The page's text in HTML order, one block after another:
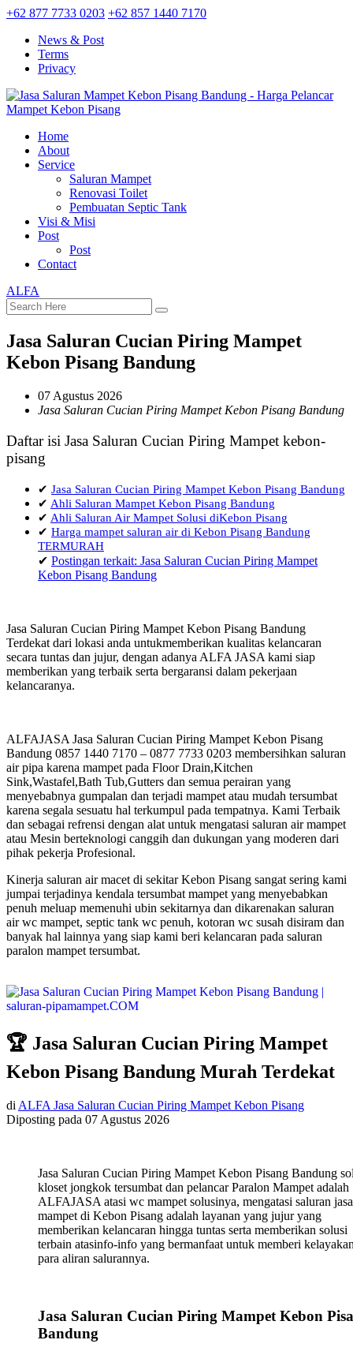
+62 877 7733 0203 +62 857 1440 7170
News & Post
Terms
Privacy
Home
About
Service
Saluran Mampet
Renovasi Toilet
Pembuatan Septic Tank
Visi & Misi
Post
Post
Contact
ALFA
Jasa Saluran Cucian Piring Mampet
Kebon Pisang Bandung
07 Agustus 2026
Jasa Saluran Cucian Piring Mampet Kebon Pisang Bandung
Daftar isi Jasa Saluran Cucian Piring Mampet kebon-
pisang
✔ Jasa Saluran Cucian Piring Mampet Kebon Pisang Bandung
✔ Ahli Saluran Mampet Kebon Pisang Bandung
✔ Ahli Saluran Air Mampet Solusi diKebon Pisang
✔ Harga mampet saluran air di Kebon Pisang Bandung
TERMURAH
✔ Postingan terkait: Jasa Saluran Cucian Piring Mampet
Kebon Pisang Bandung
Jasa Saluran Cucian Piring Mampet Kebon Pisang Bandung
Terdekat dari lokasi anda untukmemberikan kualitas kelancaran
secara tuntas dan jujur, dengan adanya ALFA JASA kami siap
memberikan yang terbaik serta bergaransi dalam pekerjaan
kelancaranya.
ALFAJASA Jasa Saluran Cucian Piring Mampet Kebon Pisang
Bandung 0857 1440 7170 – 0877 7733 0203 membersihkan saluran
air pipa karena mampet pada Floor Drain,Kitchen
Sink,Wastafel,Bath Tub,Gutters dan semua perairan yang
menyebabnya gumpalan dan terjadi mampet atau mudah tersumbat
karena segala sesuatu hal terkumpul pada tempatnya. Kami Terbaik
dan sebagai refrensi dengan alat untuk mengatasi saluran air mampet
atau Mesin berteknologi canggih dan dukungan yang moderen dari
pihak pekerja Profesional.
Kinerja saluran air macet di sekitar Kebon Pisang sangat sering kami
jumpai terjadinya kendala tersumbat mampet yang menyebabkan
penuh meluap memenuhi ubin sekitarnya dan dikarenakan saluran
air wc mampet, septic tank wc penuh, kotoran wc susah disiram dan
banyak hal lainnya yang siap kami beri kelancaran pada saluran
paralon mampet tersumbat.
🏆 Jasa Saluran Cucian Piring Mampet
Kebon Pisang Bandung Murah Terdekat
di ALFA Jasa Saluran Cucian Piring Mampet Kebon Pisang
Diposting pada 07 Agustus 2026
Jasa Saluran Cucian Piring Mampet Kebon Pisang Bandung
kloset jongkok tersumbat dan pelancar Paralon Mampet adalah
ALFAJASA atasi wc mampet solusinya, mengatasi saluran jasa
mampet di Kebon Pisang adalah layanan yang jujur yang
memberikan kelancaran hingga tuntas serta memberikan solusi
terbain atasinfo-info yang bermanfaat untuk memberi
para aliran salurannya.
Jasa Saluran Cucian Piring Mampet Kebon
Bandung